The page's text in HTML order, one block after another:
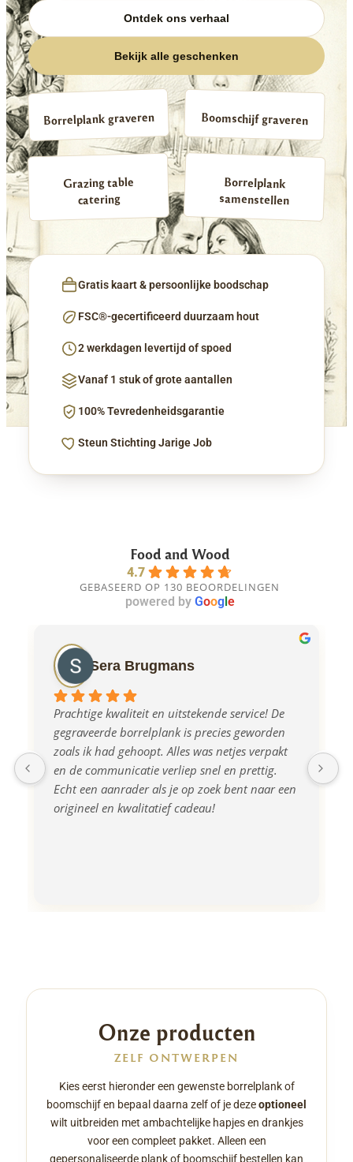
Ontdek ons verhaal
Bekijk alle geschenken
Borrelplank graveren Boomschijf graveren
Grazing table
catering
Borrelplank
samenstellen
Gratis kaart & persoonlijke boodschap
FSC®-gecertificeerd duurzaam hout
2 werkdagen levertijd of spoed
Vanaf 1 stuk of grote aantallen
100% Tevredenheidsgarantie
Steun Stichting Jarige Job
Food and Wood
4.7
GEBASEERD OP 130 BEOORDELINGEN
powered by Googl e
Sera Brugmans
Prachtige kwaliteit en uitstekende service! De
gegraveerde borrelplank is precies geworden
zoals ik had gehoopt. Alles was netjes verpakt
en de communicatie verliep snel en prettig.
Echt een aanrader als je op zoek bent naar een
origineel en kwalitatief cadeau!
Onze producten
ZELF ONTWERPEN
Kies eerst hieronder een gewenste borrelplank of
boomschijf en bepaal daarna zelf of je dezeoptioneel
wilt uitbreiden met ambachtelijke hapjes en drankjes
voor een compleet pakket. Alleen een
gepersonaliseerde plank of boomschijf bestellen kan